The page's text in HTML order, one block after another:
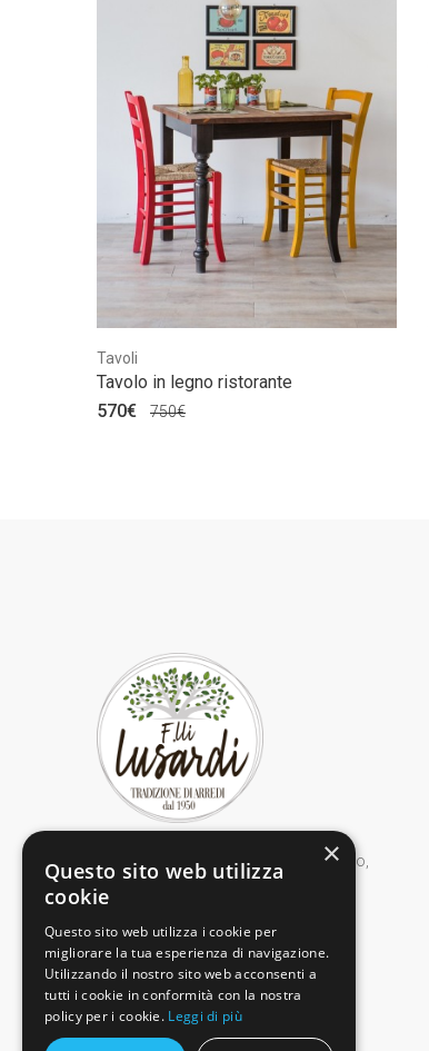
Tavoli
Tavolo in legno ristorante
570€
750€
L'azienda Fratelli Lusardi di Ferdinando,
produce e vende dal 1950 mobili, letti,
sedie, tavoli artigianali in legno.
×
Questo sito web utilizza
cookie
Questo sito web utilizza i cookie per
migliorare la tua esperienza di navigazione.
Utilizzando il nostro sito web acconsenti a
tutti i cookie in conformità con la nostra
policy per i cookie. Leggi di più